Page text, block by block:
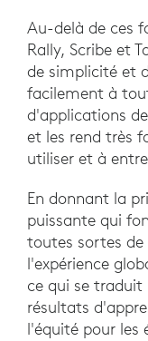
Au-delà de ces
Rally, Scribe et
de simplicité et
facilement à
d'applications
et les rend très
utiliser et à
En donnant la
puissante qui
toutes sortes
l'expérience
ce qui se
résultats
l'équité pour les